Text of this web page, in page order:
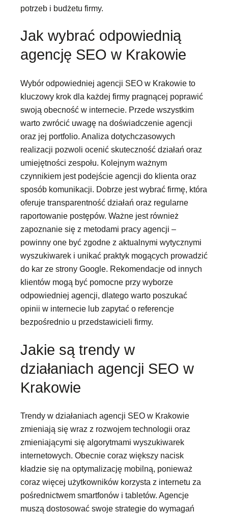
potrzeb i budżetu firmy.
Jak wybrać odpowiednią
agencję SEO w Krakowie
Wybór odpowiedniej agencji SEO w Krakowie to
kluczowy krok dla każdej firmy pragnącej poprawić
swoją obecność w internecie. Przede wszystkim
warto zwrócić uwagę na doświadczenie agencji
oraz jej portfolio. Analiza dotychczasowych
realizacji pozwoli ocenić skuteczność działań oraz
umiejętności zespołu. Kolejnym ważnym
czynnikiem jest podejście agencji do klienta oraz
sposób komunikacji. Dobrze jest wybrać firmę, która
oferuje transparentność działań oraz regularne
raportowanie postępów. Ważne jest również
zapoznanie się z metodami pracy agencji –
powinny one być zgodne z aktualnymi wytycznymi
wyszukiwarek i unikać praktyk mogących prowadzić
do kar ze strony Google. Rekomendacje od innych
klientów mogą być pomocne przy wyborze
odpowiedniej agencji, dlatego warto poszukać
opinii w internecie lub zapytać o referencje
bezpośrednio u przedstawicieli firmy.
Jakie są trendy w
działaniach agencji SEO w
Krakowie
Trendy w działaniach agencji SEO w Krakowie
zmieniają się wraz z rozwojem technologii oraz
zmieniającymi się algorytmami wyszukiwarek
internetowych. Obecnie coraz większy nacisk
kładzie się na optymalizację mobilną, ponieważ
coraz więcej użytkowników korzysta z internetu za
pośrednictwem smartfonów i tabletów. Agencje
muszą dostosować swoje strategie do wymagań